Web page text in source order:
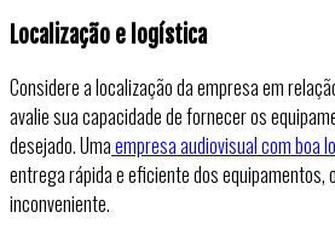
Localização e logística
Considere a localização da empresa em
avalie sua capacidade de fornecer os
desejado. Umaempresa audiovisual com boa
entrega rápida e eficiente dos equipamentos,
inconveniente.